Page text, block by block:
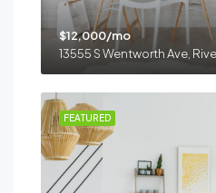
$12,000/mo
13555 S Wentworth Ave,
FEATURED